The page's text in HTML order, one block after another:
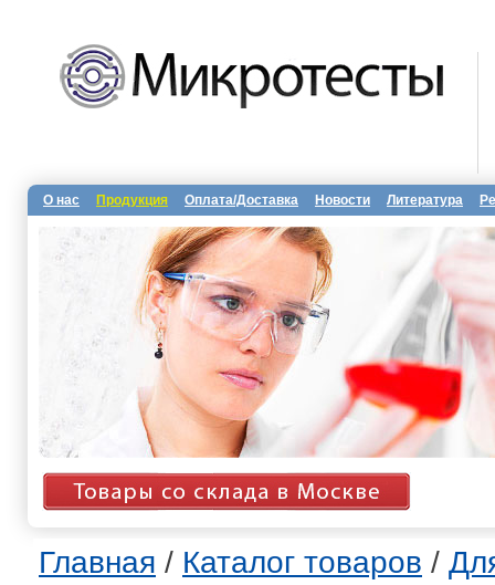
О нас Продукция Оплата/Доставка Новости Литература
Главная / Каталог товаров /